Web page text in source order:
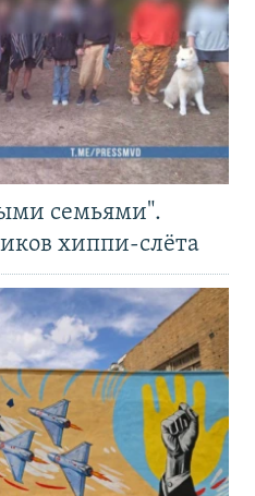
семьями".
хиппи-слёта